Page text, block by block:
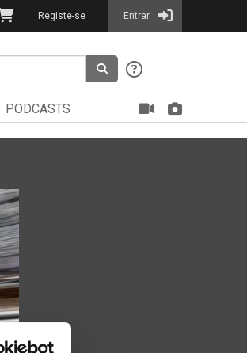
Registe-se Entrar
PODCASTS